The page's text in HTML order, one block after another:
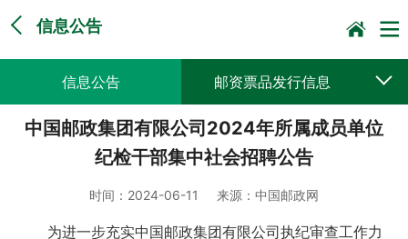
信息公告
信息公告 邮资票品发行信息
采购公告公示 预决算公开
中国邮政集团有限公司2024年所属成员单位
纪检干部集中社会招聘公告
时间： 2024-06-11 来源： 中国邮政网
为进一步充实中国邮政集团有限公司执纪审查工作力